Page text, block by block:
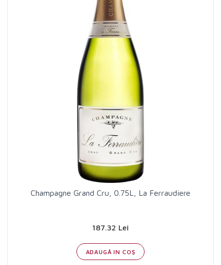
Champagne Grand Cru, 0.75L, La Ferraudiere
187.32 Lei
ADAUGĂ IN COŞ